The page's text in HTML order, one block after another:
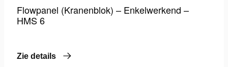
Flowpanel (Kranenblok) – Enkelwerkend –
HMS 6
Zie details